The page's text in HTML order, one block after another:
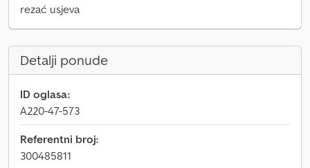
rezać usjeva
Detalji ponude
ID oglasa:
A220-47-573
Referentni broj:
300485811